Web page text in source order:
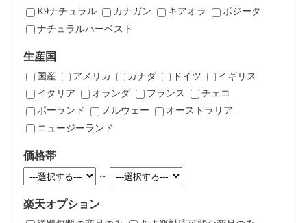
K9ナチュラル
カナガン キアオラ
ボジータ
ナチュラルハーベスト
生産国
国産 アメリカ カナダ ドイツ
イギリス
イタリア
オランダ フランス
チェコ
ポーランド
ノルウェー
オーストラリア
ニュージーランド
価格帯
～
楽天オプション